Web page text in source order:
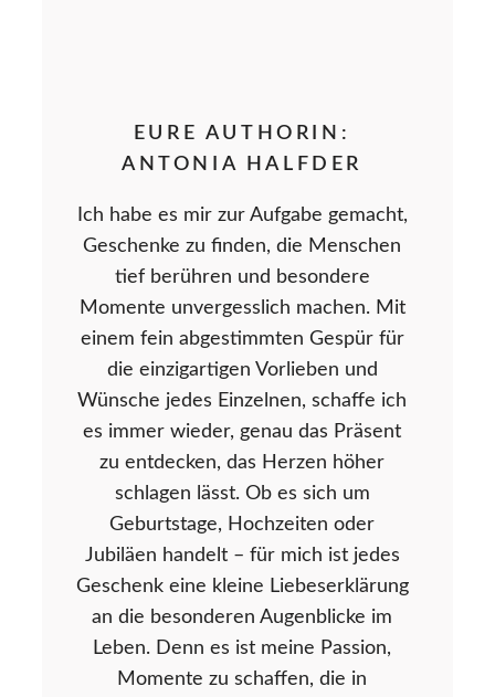
EURE AUTHORIN:
ANTONIA HALFDER
Ich habe es mir zur Aufgabe gemacht,
Geschenke zu finden, die Menschen
tief berühren und besondere
Momente unvergesslich machen. Mit
einem fein abgestimmten Gespür für
die einzigartigen Vorlieben und
Wünsche jedes Einzelnen, schaffe ich
es immer wieder, genau das Präsent
zu entdecken, das Herzen höher
schlagen lässt. Ob es sich um
Geburtstage, Hochzeiten oder
Jubiläen handelt – für mich ist jedes
Geschenk eine kleine Liebeserklärung
an die besonderen Augenblicke im
Leben. Denn es ist meine Passion,
Momente zu schaffen, die in